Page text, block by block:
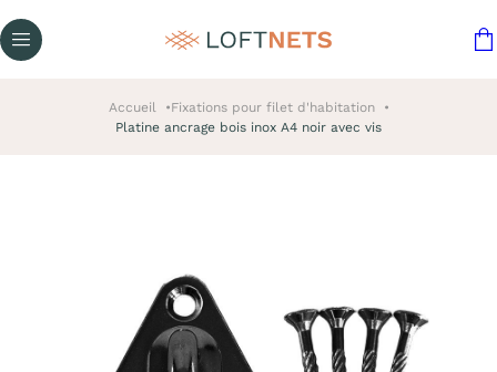
Accueil
Fixations pour filet d'habitation
Platine ancrage bois inox A4 noir avec vis